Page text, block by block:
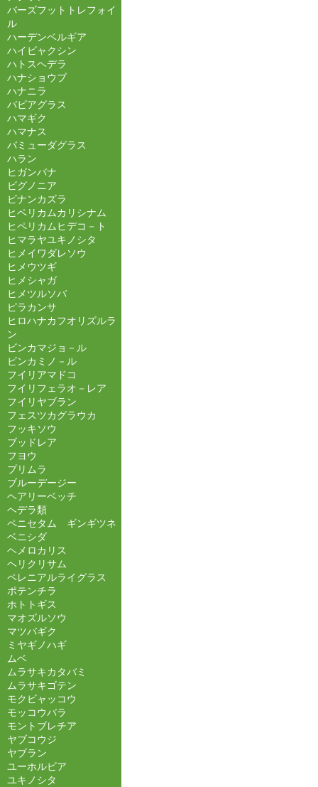
バーズフットトレフォイ
ル
ハーデンベルギア
ハイビャクシン
ハトスヘデラ
ハナショウブ
ハナニラ
バビアグラス
ハマギク
ハマナス
バミューダグラス
ハラン
ヒガンバナ
ビグノニア
ビナンカズラ
ヒペリカムカリシナム
ヒペリカムヒデコ－ト
ヒマラヤユキノシタ
ヒメイワダレソウ
ヒメウツギ
ヒメシャガ
ヒメツルソバ
ピラカンサ
ヒロハナカフオリズルラ
ン
ビンカマジョ－ル
ビンカミノ－ル
フイリアマドコ
フイリフェラオ－レア
フイリヤブラン
フェスツカグラウカ
フッキソウ
ブッドレア
フヨウ
プリムラ
ブルーデージー
ヘアリーベッチ
ヘデラ類
ペニセタム ギンギツネ
ベニシダ
ヘメロカリス
ヘリクリサム
ペレニアルライグラス
ポテンチラ
ホトトギス
マオズルソウ
マツバギク
ミヤギノハギ
ムベ
ムラサキカタバミ
ムラサキゴテン
モクビャッコウ
モッコウバラ
モントブレチア
ヤブコウジ
ヤブラン
ユーホルビア
ユキノシタ